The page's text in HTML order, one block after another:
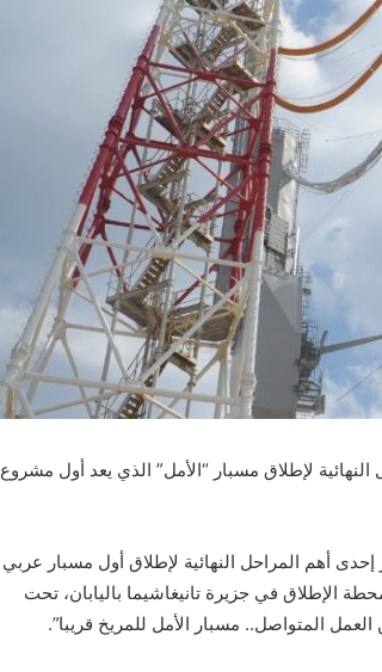
لإطلاق مسبار “الأمل” الذي يعد أول مشروع
أهم المراحل النهائية لإطلاق أول مسبار عربي
الإطلاق في جزيرة تانيغاشيما باليابان، تحت